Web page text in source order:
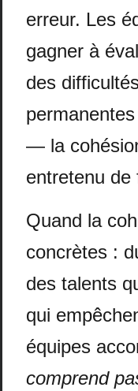
erreur. Les
gagner à
des
— la
entretenu de
Quand la
concrètes :
des talents
qui
équipes
comprend